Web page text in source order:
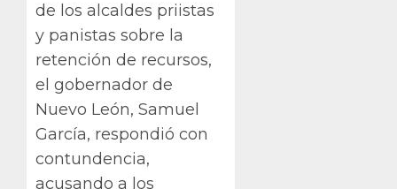
de los alcaldes priistas
y panistas sobre la
retención de recursos,
el gobernador de
Nuevo León, Samuel
García, respondió con
contundencia,
acusando a los